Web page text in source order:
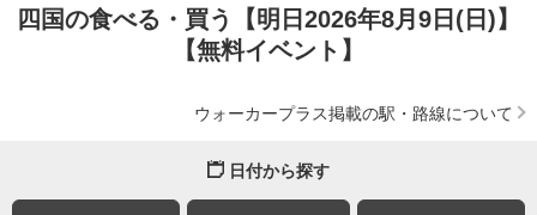
四国の食べる・買う【明日2026年8月9日(日)】
【無料イベント】
ウォーカープラス掲載の駅・路線について
日付から探す